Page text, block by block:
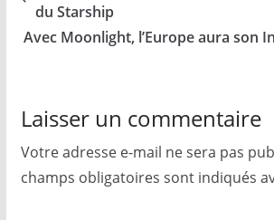
du Starship
Avec Moonlight, l’Europe aura son
Laisser un commentaire
Votre adresse e-mail ne sera pas
champs obligatoires sont indiqués